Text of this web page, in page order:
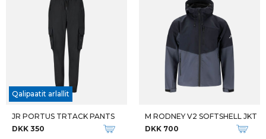
Qalipaatit arlallit
JR PORTUS TRTACK PANTS
DKK 350
M RODNEY V2 SOFTSHELL JKT
DKK 700